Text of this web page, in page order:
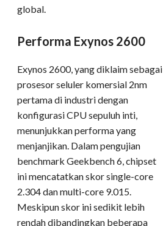
global.
Performa Exynos 2600
Exynos 2600, yang diklaim sebagai
prosesor seluler komersial 2nm
pertama di industri dengan
konfigurasi CPU sepuluh inti,
menunjukkan performa yang
menjanjikan. Dalam pengujian
benchmark Geekbench 6, chipset
ini mencatatkan skor single-core
2.304 dan multi-core 9.015.
Meskipun skor ini sedikit lebih
rendah dibandingkan beberapa